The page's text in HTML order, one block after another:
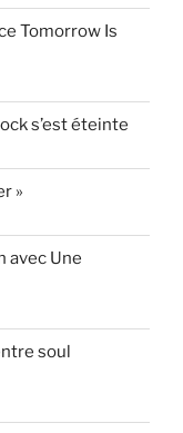
Tomorrow Is
s’est éteinte
»
avec Une
soul